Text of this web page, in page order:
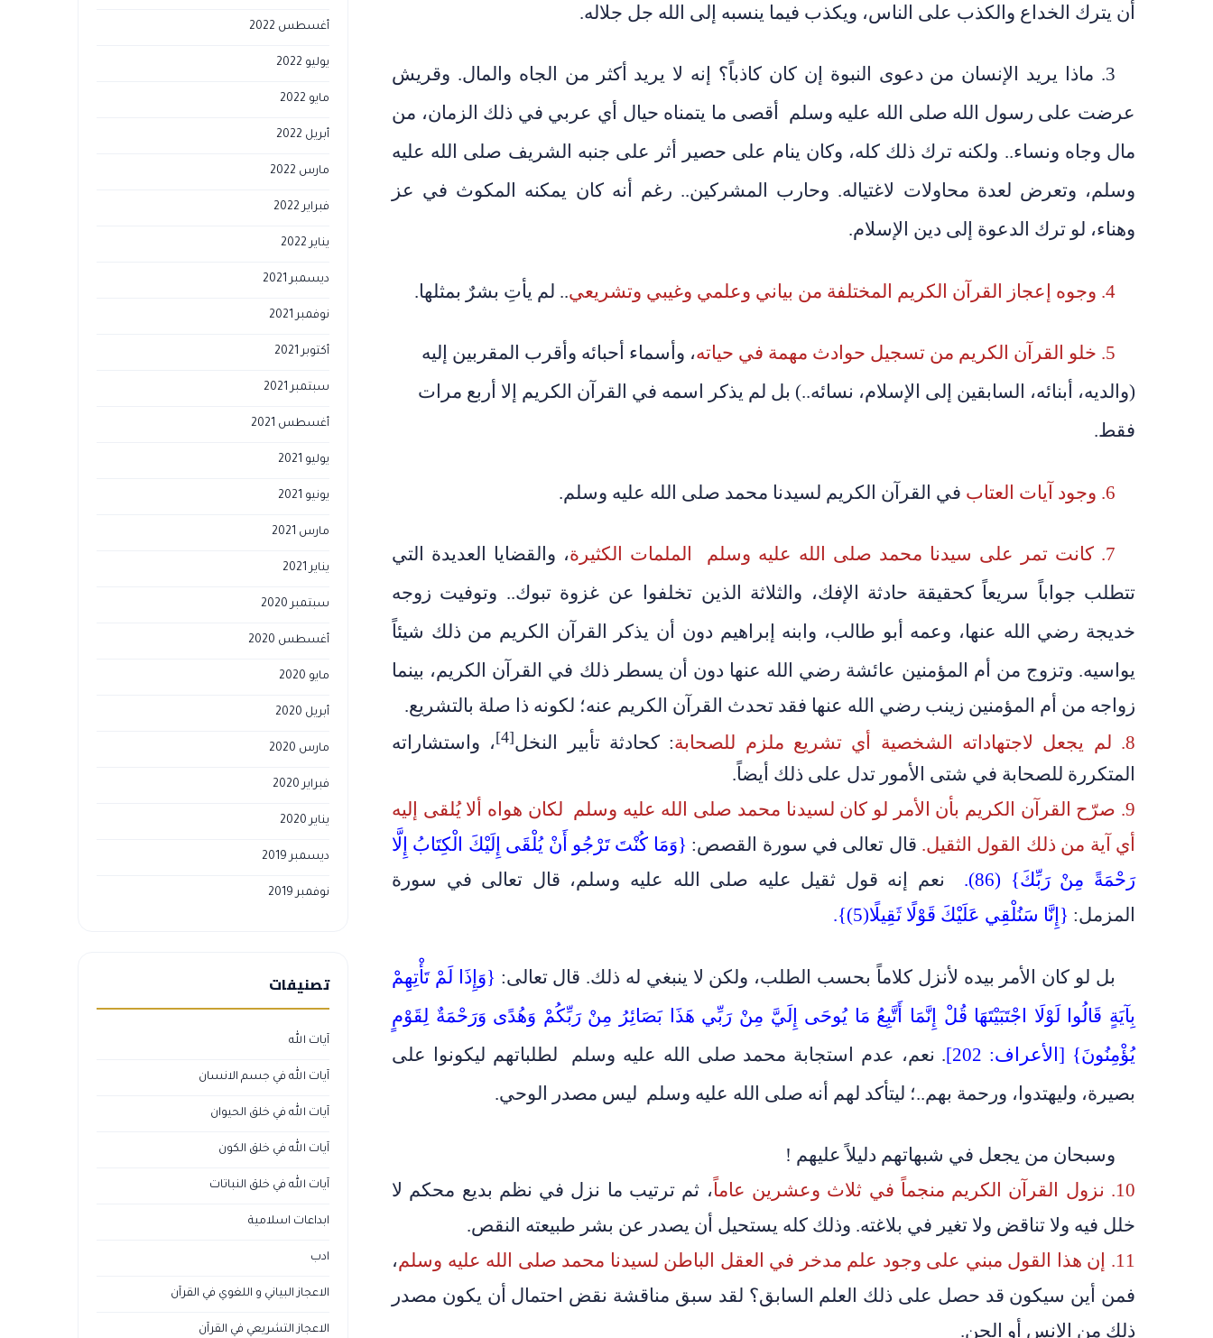
أن يترك الخداع والكذب على الناس، ويكذب فيما ينسبه إلى الله جل جلاله.
3. ماذا يريد الإنسان من دعوى النبوة إن كان كاذباً؟ إنه لا يريد أكثر من الجاه والمال. وقريش
عرضت على رسول الله صلى الله عليه وسلم أقصى ما يتمناه حيال أي عربي في ذلك الزمان، من
مال وجاه ونساء.. ولكنه ترك ذلك كله، وكان ينام على حصير أثر على جنبه الشريف صلى الله عليه
وسلم، وتعرض لعدة محاولات لاغتياله. وحارب المشركين.. رغم أنه كان يمكنه المكوث في عز
وهناء، لو ترك الدعوة إلى دين الإسلام.
4. وجوه إعجاز القرآن الكريم المختلفة من بياني وعلمي وغيبي وتشريعي .. لم يأتِ بشرٌ بمثلها.
5. خلو القرآن الكريم من تسجيل حوادث مهمة في حياته
، وأسماء أحبائه وأقرب المقربين إليه
(والديه، أبنائه، السابقين إلى الإسلام، نسائه..) بل لم يذكر اسمه في القرآن الكريم إلا أربع مرات
فقط.
6. وجود آيات العتاب في القرآن الكريم لسيدنا محمد صلى الله عليه وسلم.
7. كانت تمر على سيدنا محمد صلى الله عليه وسلم الملمات الكثيرة
، والقضايا العديدة التي
تتطلب جواباً سريعاً كحقيقة حادثة الإفك، والثلاثة الذين تخلفوا عن غزوة تبوك.. وتوفيت زوجه
خديجة رضي الله عنها، وعمه أبو طالب، وابنه إبراهيم دون أن يذكر القرآن الكريم من ذلك شيئاً
يواسيه. وتزوج من أم المؤمنين عائشة رضي الله عنها دون أن يسطر ذلك في القرآن الكريم، بينما
زواجه من أم المؤمنين زينب رضي الله عنها فقد تحدث القرآن الكريم عنه؛ لكونه ذا صلة بالتشريع.
8. لم يجعل لاجتهاداته الشخصية أي تشريع ملزم للصحابة
: كحادثة تأبير النخل[4]، واستشاراته
المتكررة للصحابة في شتى الأمور تدل على ذلك أيضاً.
9. صرّح القرآن الكريم بأن الأمر لو كان لسيدنا محمد صلى الله عليه وسلم لكان هواه ألا يُلقى إليه
أي آية من ذلك القول الثقيل. قال تعالى في سورة القصص: {وَمَا كُنْتَ تَرْجُو أَنْ يُلْقَى إِلَيْكَ الْكِتَابُ إِلَّا
رَحْمَةً مِنْ رَبِّكَ} (86).
نعم إنه قول ثقيل عليه صلى الله عليه وسلم، قال تعالى في سورة
المزمل: {إِنَّا سَنُلْقِي عَلَيْكَ قَوْلًا ثَقِيلًا(5)}.
بل لو كان الأمر بيده لأنزل كلاماً بحسب الطلب، ولكن لا ينبغي له ذلك. قال تعالى: {وَإِذَا لَمْ تَأْتِهِمْ
بِآيَةٍ قَالُوا لَوْلَا اجْتَبَيْتَهَا قُلْ إِنَّمَا أَتَّبِعُ مَا يُوحَى إِلَيَّ مِنْ رَبِّي هَذَا بَصَائِرُ مِنْ رَبِّكُمْ وَهُدًى وَرَحْمَةٌ لِقَوْمٍ
يُؤْمِنُونَ} [الأعراف: 202]
. نعم، عدم استجابة محمد صلى الله عليه وسلم لطلباتهم ليكونوا على
بصيرة، وليهتدوا، ورحمة بهم..؛ ليتأكد لهم أنه صلى الله عليه وسلم ليس مصدر الوحي.
وسبحان من يجعل في شبهاتهم دليلاً عليهم !
10. نزول القرآن الكريم منجماً في ثلاث وعشرين عاماً
، ثم ترتيب ما نزل في نظم بديع محكم لا
خلل فيه ولا تناقض ولا تغير في بلاغته. وذلك كله يستحيل أن يصدر عن بشر طبيعته النقص.
11. إن هذا القول مبني على وجود علم مدخر في العقل الباطن لسيدنا محمد صلى الله عليه وسلم
،
فمن أين سيكون قد حصل على ذلك العلم السابق؟ لقد سبق مناقشة نقض احتمال أن يكون مصدر
ذلك من الإنس أو الجن.
أغسطس 2022
يوليو 2022
مايو 2022
أبريل 2022
مارس 2022
فبراير 2022
يناير 2022
ديسمبر 2021
نوفمبر 2021
أكتوبر 2021
سبتمبر 2021
أغسطس 2021
يوليو 2021
يونيو 2021
مارس 2021
يناير 2021
سبتمبر 2020
أغسطس 2020
مايو 2020
أبريل 2020
مارس 2020
فبراير 2020
يناير 2020
ديسمبر 2019
نوفمبر 2019
تصنيفات
آيات الله
آيات الله في جسم الانسان
آيات الله في خلق الحيوان
آيات الله في خلق الكون
آيات الله في خلق النباتات
ابداعات اسلامية
ادب
الاعجاز البياني و اللغوي في القرآن
الاعجاز التشريعي في القرآن